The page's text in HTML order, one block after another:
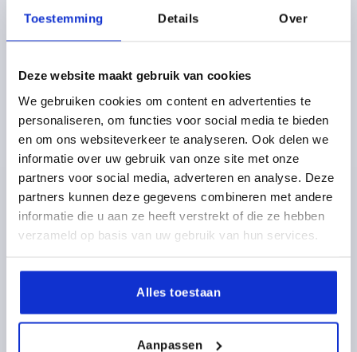
Toestemming Details Over
Deze website maakt gebruik van cookies
We gebruiken cookies om content en advertenties te
personaliseren, om functies voor social media te bieden
en om ons websiteverkeer te analyseren. Ook delen we
informatie over uw gebruik van onze site met onze
partners voor social media, adverteren en analyse. Deze
partners kunnen deze gegevens combineren met andere
informatie die u aan ze heeft verstrekt of die ze hebben
verzameld op basis van uw gebruik van hun services.
Alles toestaan
Aanpassen
K0262 M
RÄNDELRAD MIT GRIFF GR.1, D1=40, FORM:M MIT
QUERBOHRUNG, THERMOPLAST SCHWARZGRAU
RAL7021, KOMP:STAHL DECKEL:ROT RAL3020, D=6H8,
H=31
FARBE DECKEL =VERKEHRSROT RAL 3020
BOHRUNG=6H8
D3=10 D4=M4 HÖHE=31
H1=13
L1=15 BOHRUNGTIEFE=10
Bestellnummer:K0262.11066